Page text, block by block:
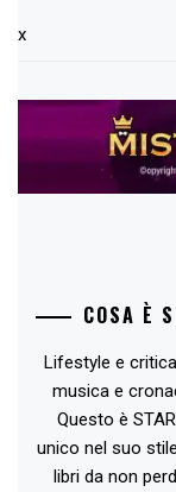
x
COSA È
Lifestyle e
musica e
Questo è
unico nel suo
libri da non